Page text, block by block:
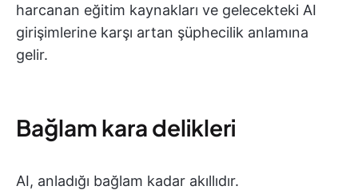
harcanan eğitim kaynakları ve gelecekteki AI
girişimlerine karşı artan şüphecilik anlamına
gelir.
Bağlam kara delikleri
AI, anladığı bağlam kadar akıllıdır.